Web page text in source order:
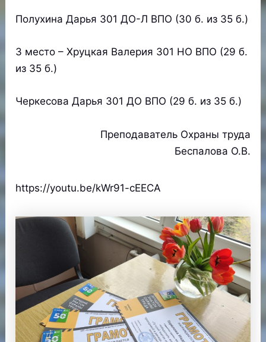
Полухина Дарья 301 ДО-Л ВПО (30 б. из 35 б.)
3 место – Хруцкая Валерия 301 НО ВПО (29 б.
из 35 б.)
Черкесова Дарья 301 ДО ВПО (29 б. из 35 б.)
Преподаватель Охраны труда
Беспалова О.В.
https://youtu.be/kWr91-cEECA